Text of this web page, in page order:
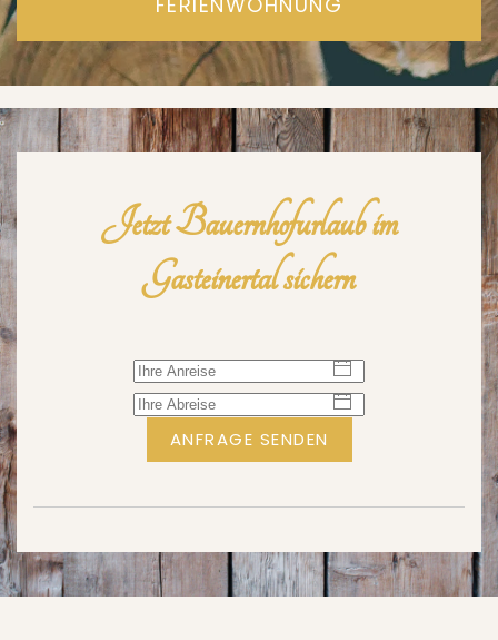
Jetzt Bauernhofurlaub im
Gasteinertal sichern
ANFRAGE SENDEN